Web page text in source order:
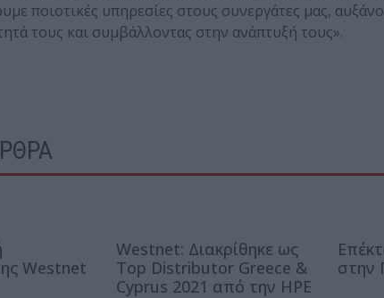
ποιοτικές υπηρεσίες στους συνεργάτες μας,
τους και συμβάλλοντας στην ανάπτυξή τους».
Westnet
Westnet: Διακρίθηκε ως
Top Distributor Greece &
Cyprus 2021 από την HPE
στην